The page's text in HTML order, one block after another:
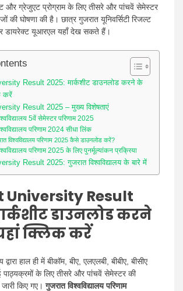
ग्रेजुएट प्रोग्राम के लिए तीसरे और पांचवें सेमेस्टर
की घोषणा की है। छात्र गुजरात यूनिवर्सिटी रिजल्ट
डायरेक्ट यूआरएल यहाँ देख सकते हैं।
Result 2025: मार्कशीट डाउनलोड करने के
करें
Result 2025 – मुख्य विशेषताएं
5वें सेमेस्टर परिणाम 2025
परिणाम 2024 सीधा लिंक
विश्वविद्यालय परिणाम 2025 कैसे डाउनलोड करें?
परिणाम 2025 के लिए पुनर्मूल्यांकन प्रक्रिया
Result 2025: गुजरात विश्वविद्यालय के बारे में
University Result
डाउनलोड करने
क्लिक करें
द्वारा हाल ही में बीकॉम, बीए, एलएलबी, बीबीए, बीसीए
के लिए तीसरे और पांचवें सेमेस्टर की
जारी किए गए।गुजरात विश्वविद्यालय परिणाम